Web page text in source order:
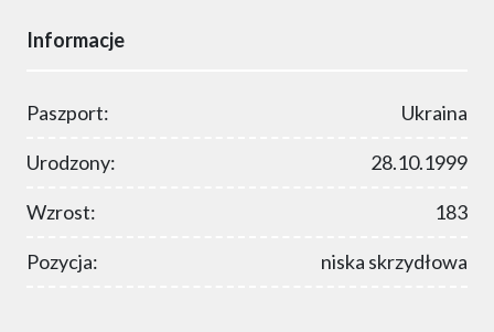
Informacje
Paszport: Ukraina
Urodzony: 28.10.1999
Wzrost: 183
Pozycja: niska skrzydłowa